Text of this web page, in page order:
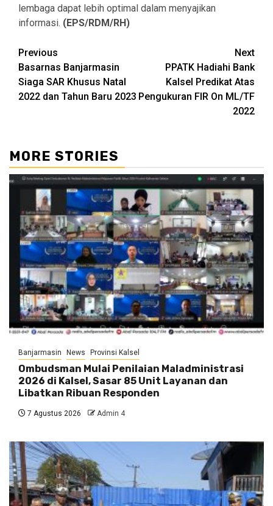
lembaga dapat lebih optimal dalam menyajikan
informasi. (EPS/RDM/RH)
Continue
Reading
Previous
Basarnas Banjarmasin
Siaga SAR Khusus Natal
2022 dan Tahun Baru 2023
Next
PPATK Hadiahi Bank
Kalsel Predikat Atas
Pengukuran FIR On ML/TF
2022
MORE STORIES
Banjarmasin News Provinsi Kalsel
Ombudsman Mulai Penilaian Maladministrasi
2026 di Kalsel, Sasar 85 Unit Layanan dan
Libatkan Ribuan Responden
7 Agustus 2026 Admin 4